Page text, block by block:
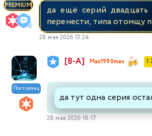
PREMIUM
да ещё серий
перенести, типа отомщу
28 мая 2026 13:24
Постоялец
[В-А] Max1990max 1
да тут одна серия
28 мая 2026 18:17